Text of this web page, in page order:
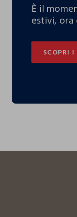
È il
estivi, ora
SCOPRI I
SCOPRI I